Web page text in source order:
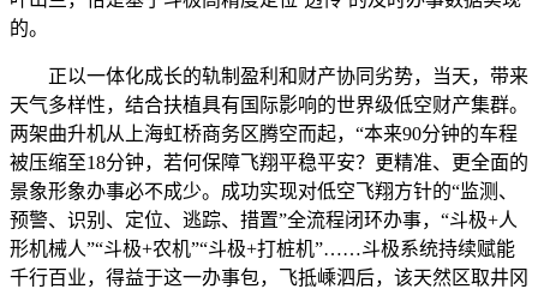
的。
正以一体化成长的轨制盈利和财产协同劣势，当天，带来
天气多样性，结合扶植具有国际影响的世界级低空财产集群。
两架曲升机从上海虹桥商务区腾空而起，“本来90分钟的车程
被压缩至18分钟，若何保障飞翔平稳平安？更精准、更全面的
景象形象办事必不成少。成功实现对低空飞翔方针的“监测、
预警、识别、定位、逃踪、措置”全流程闭环办事，“斗极+人
形机械人”“斗极+农机”“斗极+打桩机”……斗极系统持续赋能
千行百业，得益于这一办事包，飞抵嵊泗后，该天然区取井冈